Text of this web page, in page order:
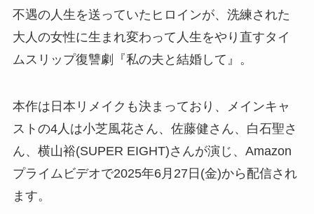
不遇の人生を送っていたヒロインが、洗練された
大人の女性に生まれ変わって人生をやり直すタイ
ムスリップ復讐劇『私の夫と結婚して』。
本作は日本リメイクも決まっており、メインキャ
ストの4人は小芝風花さん、佐藤健さん、白石聖さ
ん、横山裕(SUPER EIGHT)さんが演じ、Amazon
プライムビデオで2025年6月27日(金)から配信され
ます。